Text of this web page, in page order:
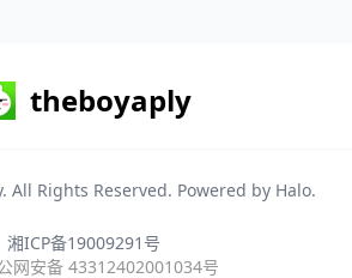
theboyaply
. All Rights Reserved. Powered by Halo.
湘ICP备19009291号
网安备 43312402001034号